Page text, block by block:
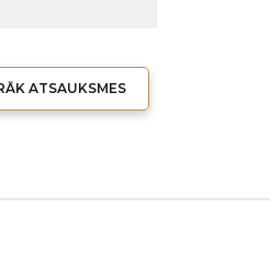
ATSAUKSMES